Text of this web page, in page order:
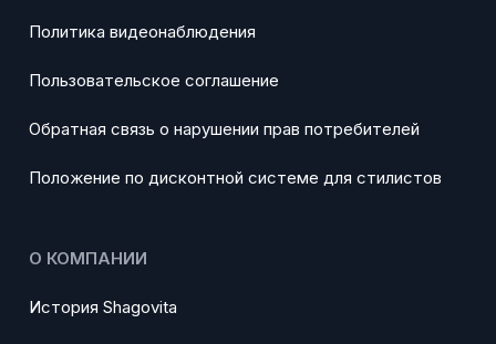
Политика видеонаблюдения
Пользовательское соглашение
Обратная связь о нарушении прав потребителей
Положение по дисконтной системе для стилистов
О КОМПАНИИ
История Shagovita